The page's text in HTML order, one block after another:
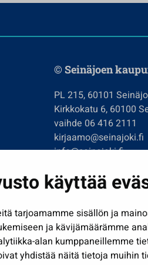
käyttää
tarjoamamme sisällön ja
ja kävijämäärämme
alan kumppaneillemme
yhdistää näitä tietoja muihin
© Seinäjoen
PL 215, 60101
Kirkkokatu 6, 60100
vaihde 06 416 2111
kirjaamo@seinajoki.fi
info@seinajoki.fi
Tilaa uutiskirje